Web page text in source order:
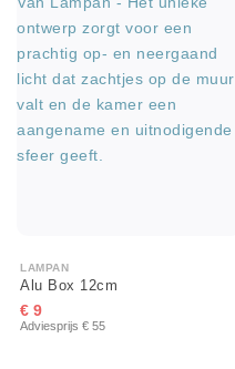
LAMPAN
Alu Box 12cm
€ 9
Adviesprijs € 55